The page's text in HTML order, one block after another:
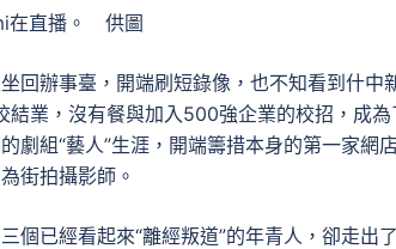
在直播。 供圖
回辦事臺，開端刷短錄像，也不知看到什
結業，沒有餐與加入500強企業的校招，成
劇組“藝人”生涯，開端籌措本身的第一家網
街拍攝影師。
個已經看起來“離經叛道”的年青人，卻走出